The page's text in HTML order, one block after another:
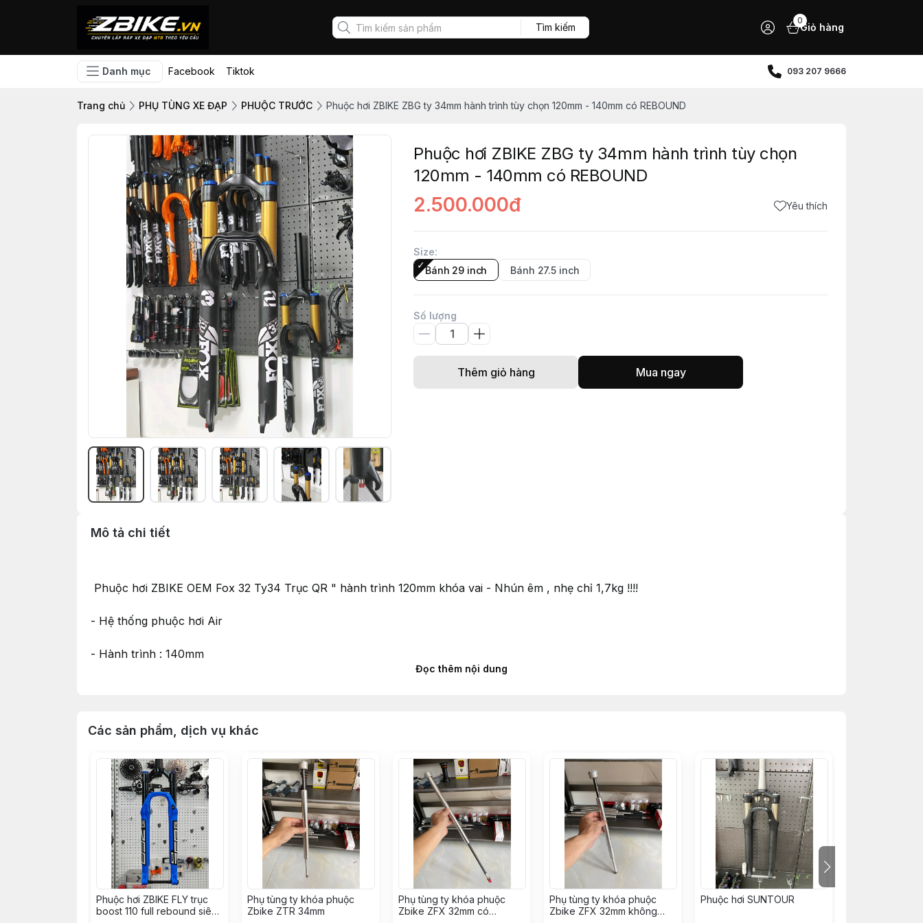
Tìm kiếm
0
Giỏ hàng
Danh mục Facebook Tiktok 093 207 9666
Trang chủ PHỤ TÙNG XE ĐẠP PHUỘC TRƯỚC Phuộc hơi ZBIKE ZBG ty 34mm hành trình tùy chọn 120mm - 140mm có REBOUND
Phuộc hơi ZBIKE ZBG ty 34mm hành trình tùy chọn
120mm - 140mm có REBOUND
2.500.000đ Yêu thích
Size:
Bánh 29 inch
Bánh 27.5 inch
Số lượng
Thêm giỏ hàng Mua ngay
Mô tả chi tiết
Phuộc hơi ZBIKE OEM Fox 32 Ty34 Trục QR " hành trình 120mm khóa vai - Nhún êm , nhẹ chỉ 1,7kg !!!!
- Hệ thống phuộc hơi Air
- Hành trình : 140mm
- Trục ty bật QR
- Khóa lock ABS
- Cổ thẳng, cổ thả
- Trọng lượng chỉ 1,7kg
*** Phương châm của chúng tôi: Uy tín khởi nguồn từ chất lượng ***
*** Đến với ZBIKE bạn sẽ được chăm sóc tận nơi khi có sự cố kỹ thuật ***
Đọc thêm nội dung
Các sản phẩm, dịch vụ khác
Phuộc hơi ZBIKE FLY trục
boost 110 full rebound siêu
Phụ tùng ty khóa phuộc
Zbike ZTR 34mm
Phụ tùng ty khóa phuộc
Zbike ZFX 32mm có
Phụ tùng ty khóa phuộc
Zbike ZFX 32mm không
Phuộc hơi SUNTOUR